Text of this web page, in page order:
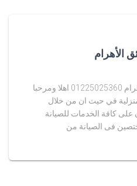
الأهرام
توكيل صيانة جولدي حدائق الأهرام 01225025360 اهلا ومرحبا
في حيث ان من خلال
كافة الخدمات للصيانة
فى الصيانة من